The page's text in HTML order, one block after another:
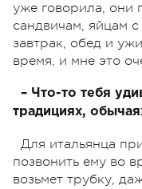
уже говорила, они
сандвичам, яйцам
завтрак, обед и
время, и мне это
– Что-то тебя
традициях,
Для итальянца
позвонить ему во
возьмет трубку,